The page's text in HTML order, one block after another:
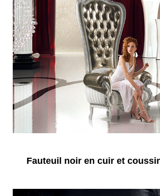
Fauteuil noir en cuir et